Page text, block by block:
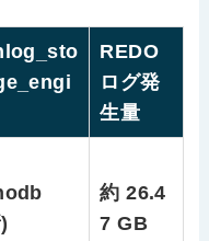
REDO
ログ発
生量
約 26.4
7 GB